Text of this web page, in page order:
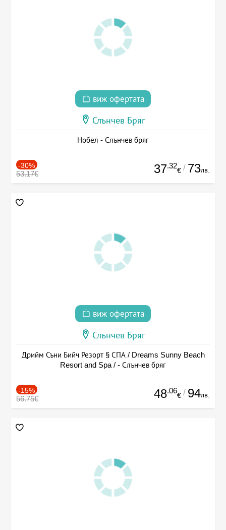
виж офертата
Слънчев Бряг
Нобел - Слънчев бряг
-30%
53.17€ 37.32
€ / 73лв.
виж офертата
Слънчев Бряг
Дрийм Съни Бийч Резорт § СПА / Dreams Sunny Beach
Resort and Spa / - Слънчев бряг
-15%
56.75€ 48.06
€ / 94лв.